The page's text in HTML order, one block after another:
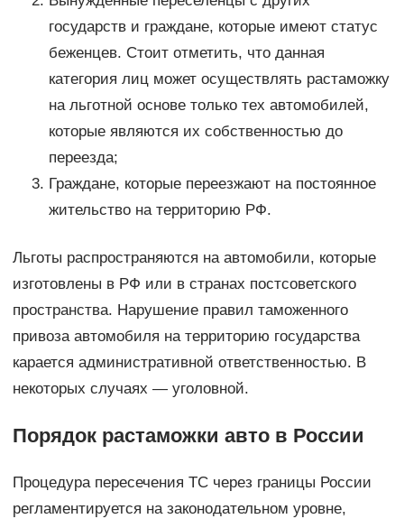
государств и граждане, которые имеют статус
беженцев. Стоит отметить, что данная
категория лиц может осуществлять растаможку
на льготной основе только тех автомобилей,
которые являются их собственностью до
переезда;
Граждане, которые переезжают на постоянное
жительство на территорию РФ.
Льготы распространяются на автомобили, которые
изготовлены в РФ или в странах постсоветского
пространства. Нарушение правил таможенного
привоза автомобиля на территорию государства
карается административной ответственностью. В
некоторых случаях — уголовной.
Порядок растаможки авто в России
Процедура пересечения ТС через границы России
регламентируется на законодательном уровне,